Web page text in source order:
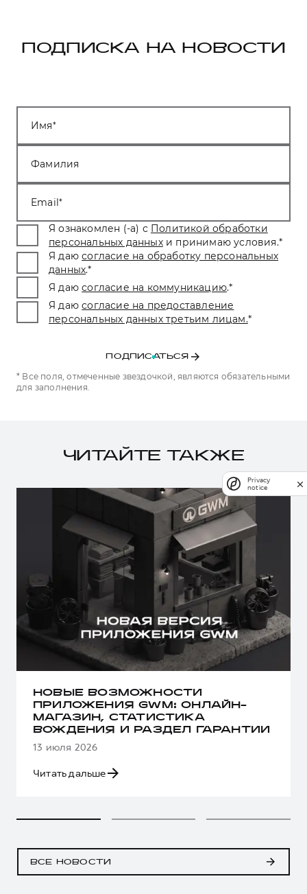
ПОДПИСКА НА НОВОСТИ
Имя
Фамилия
Email
Я ознакомлен (-а) с Политикой обработки
персональных данных и принимаю условия.*
Я даю согласие на обработку персональных
данных.*
Я даю согласие на коммуникацию.*
Я даю согласие на предоставление
персональных данных третьим лицам.*
ПОДПИСАТЬСЯ
* Все поля, отмеченные звездочкой, являются обязательными
для заполнения.
ЧИТАЙТЕ ТАКЖЕ
НОВЫЕ ВОЗМОЖНОСТИ
ПРИЛОЖЕНИЯ GWM: ОНЛАЙН-
МАГАЗИН, СТАТИСТИКА
ВОЖДЕНИЯ И РАЗДЕЛ ГАРАНТИИ
13 июля 2026
Читать дальше
ВСЕ НОВОСТИ
Privacy
notice